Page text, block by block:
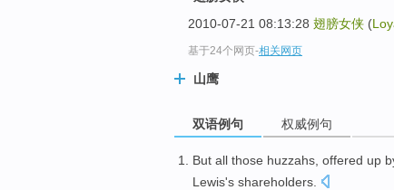
2010-07-21 08:13:28 翅膀女侠 (
基于24个网页-相关网页
山鹰
双语例句 权威例句
But all those huzzahs offered up
Lewis's shareholders